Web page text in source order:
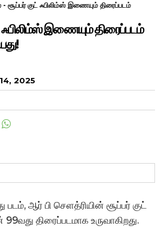
- சூப்பர் குட் ஃபிலிம்ஸ் இணையும் திரைப்படம்
ஃபிலிம்ஸ் இணையும் திரைப்படம்
2025
படம், ஆர் பி செளத்ரியின் சூப்பர் குட்
திரைப்படமாக உருவாகிறது.